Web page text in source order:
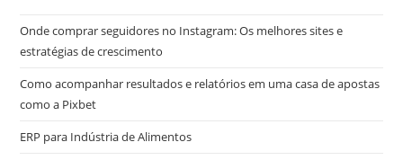
Onde comprar seguidores no Instagram: Os melhores sites e
estratégias de crescimento
Como acompanhar resultados e relatórios em uma casa de apostas
como a Pixbet
ERP para Indústria de Alimentos